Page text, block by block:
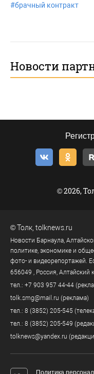
#брачный контракт
Новости
© 2026,
©Толк tolknews.ru
Новости Барнаула,
политике, экономике и
фото- и видеорепортажей.
656049
, Россия, Алтайский
тел.: +7 903 957 44-44
tolk.smg@mail.ru (реклама)
тел.: 8 (3852) 205-545
тел.: 8 (3852) 205-549
tolknews@yandex.ru
Политика